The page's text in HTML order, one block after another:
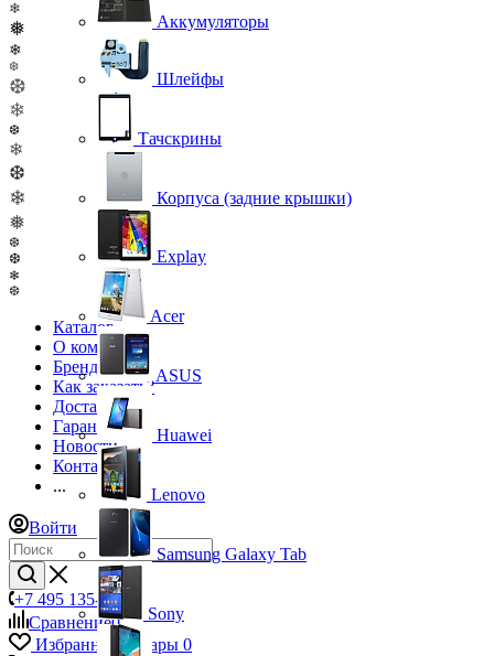
❄
❅
❄
❆
❆
❄
❆
❄
❆
❄
❅
❆
❆
❄
❆
Каталог
О компании
Бренды
Как заказать?
Доставка
Гарантия
Новости
Контакты
...
Войти
+7 495 135-39-43
Сравнение0
Избранные товары 0
Аккумуляторы
Шлейфы
Тачскрины
Корпуса (задние крышки)
Explay
Acer
ASUS
Huawei
Lenovo
Samsung Galaxy Tab
Sony